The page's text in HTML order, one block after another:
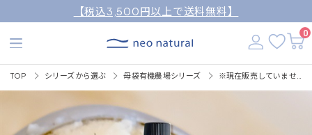
【税込3,500円以上で送料無料】
0
TOP シリーズから選ぶ 母袋有機農場シリーズ